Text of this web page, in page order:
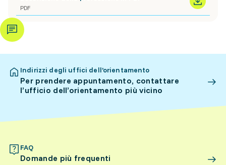
PDF
Indirizzi degli uffici dell’orientamento
Per prendere appuntamento, contattare
l’ufficio dell’orientamento più vicino
FAQ
Domande più frequenti